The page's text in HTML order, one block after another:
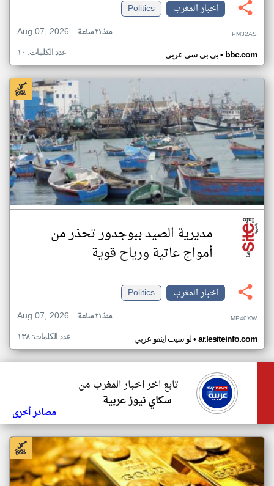
اخبار المغرب
Politics
Aug 07, 2026
منذ ٢١ ساعة PM32AS
بي بي سي عربي• bbc.com عدد الكلمات: ١٠
مديرية الصيد ببوجدور تحذر من
أمواج عاتية ورياح قوية
اخبار المغرب
Politics
Aug 07, 2026
منذ ٢١ ساعة MP40XW
لو سيت اينفو عربي• ar.lesiteinfo.com عدد الكلمات: ١٣٨
تابع اخر اخبار المغرب من
سكاي نيوز عربية
مصادر أخرى